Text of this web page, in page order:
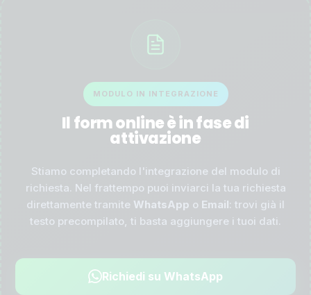
MODULO IN INTEGRAZIONE
Il form online è in fase di
attivazione
Stiamo completando l'integrazione del modulo di
richiesta. Nel frattempo puoi inviarci la tua richiesta
direttamente tramite WhatsApp o Email: trovi già il
testo precompilato, ti basta aggiungere i tuoi dati.
Richiedi su WhatsApp